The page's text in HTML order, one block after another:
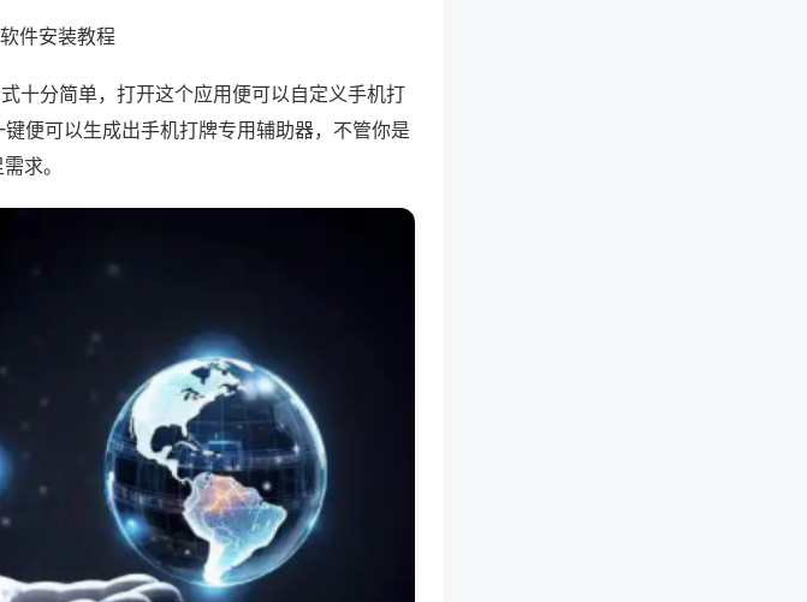
件安装教程
十分简单，打开这个应用便可以自定义手机打
便可以生成出手机打牌专用辅助器，不管你是
求。